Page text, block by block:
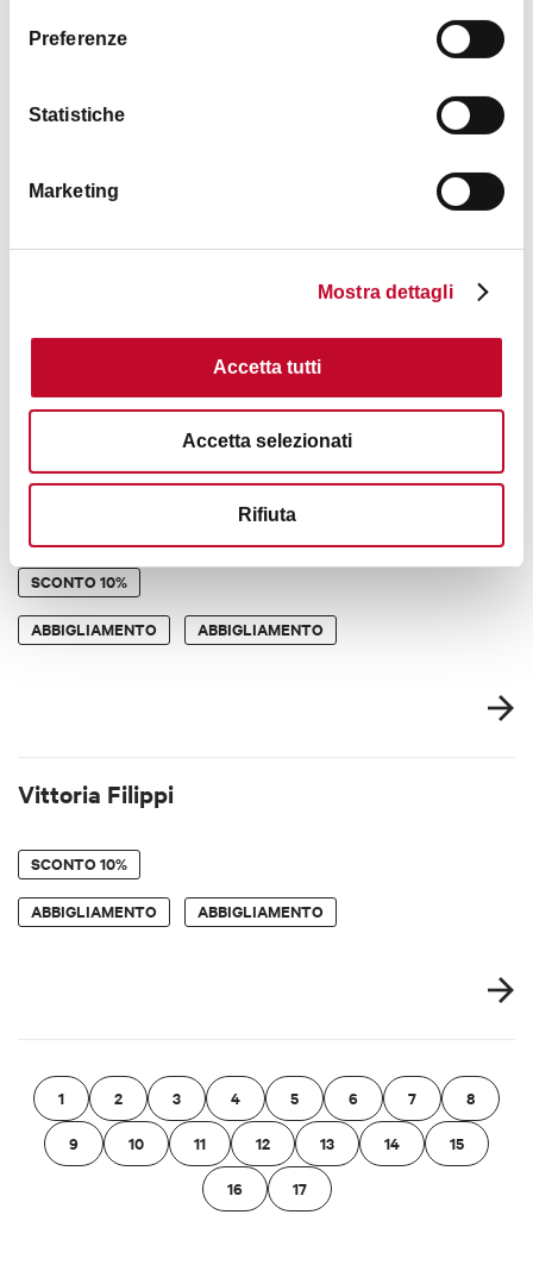
Preferenze
Statistiche
Marketing
Mostra dettagli
Accetta tutti
Accetta selezionati
Rifiuta
ABBIGLIAMENTO
SCONTO10%
ABBIGLIAMENTO ABBIGLIAMENTO
Vittoria Filippi
SCONTO10%
ABBIGLIAMENTO ABBIGLIAMENTO
1 2 3 4 5 6 7
8
9
10 11 12 13 14
15
16
17